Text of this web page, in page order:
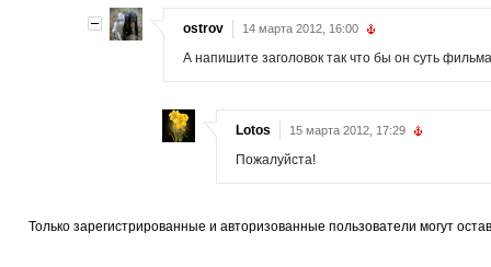
ostrov 14 марта 2012, 16:00
А напишите заголовок так что бы он суть
Lotos 15 марта 2012, 17:29
Пожалуйста!
Только зарегистрированные и авторизованные пользователи могут